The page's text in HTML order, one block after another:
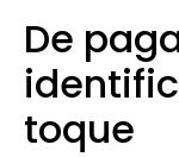
De
toque